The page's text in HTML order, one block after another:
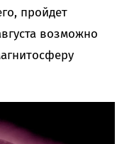
пройдет
возможно